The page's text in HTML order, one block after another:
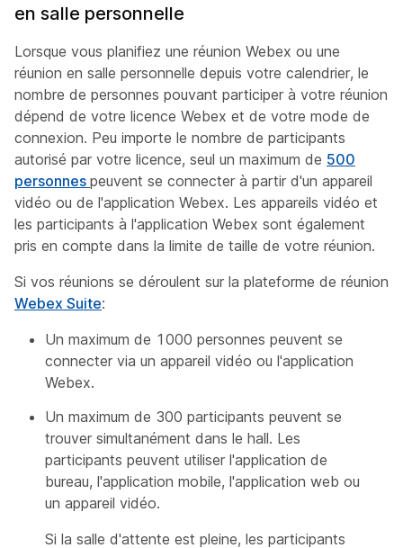
en salle personnelle
Lorsque vous planifiez une réunion Webex ou une
réunion en salle personnelle depuis votre calendrier, le
nombre de personnes pouvant participer à votre réunion
dépend de votre licence Webex et de votre mode de
connexion. Peu importe le nombre de participants
autorisé par votre licence, seul un maximum de 500
personnes peuvent se connecter à partir d'un appareil
vidéo ou de l'application Webex. Les appareils vidéo et
les participants à l'application Webex sont également
pris en compte dans la limite de taille de votre réunion.
Si vos réunions se déroulent sur la plateforme de réunion
Webex Suite:
Un maximum de 1000 personnes peuvent se
connecter via un appareil vidéo ou l'application
Webex.
Un maximum de 300 participants peuvent se
trouver simultanément dans le hall. Les
participants peuvent utiliser l'application de
bureau, l'application mobile, l'application web ou
un appareil vidéo.
Si la salle d'attente est pleine, les participants